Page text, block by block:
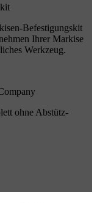
Befestigungskit
Ihrer Markise
Werkzeug.
ohne Abstütz-